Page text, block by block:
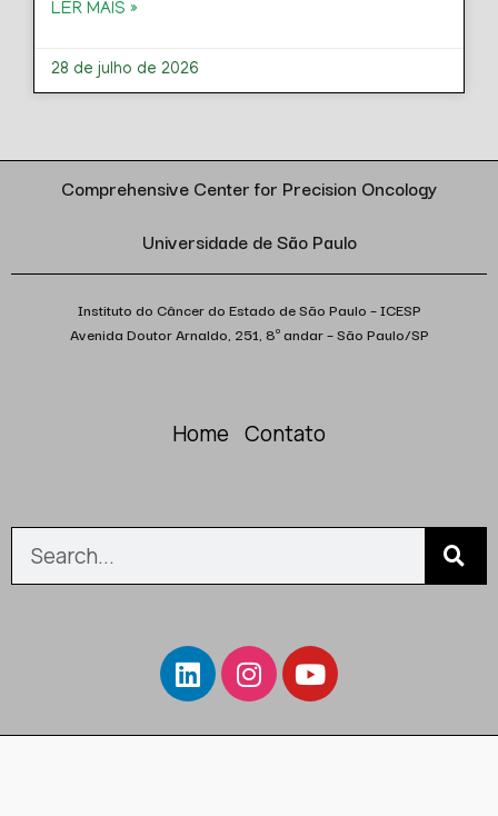
LER MAIS »
28 de julho de 2026
Comprehensive Center for Precision Oncology
Universidade de São Paulo
Instituto do Câncer do Estado de São Paulo – ICESP
Avenida Doutor Arnaldo, 251, 8º andar – São Paulo/SP
Home Contato